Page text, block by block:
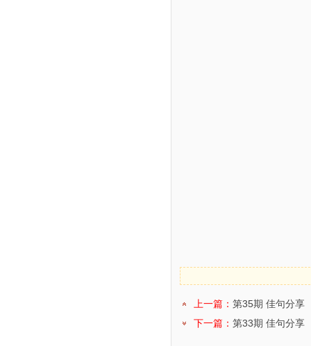
上一篇： 第35期 佳句分享
下一篇： 第33期 佳句分享